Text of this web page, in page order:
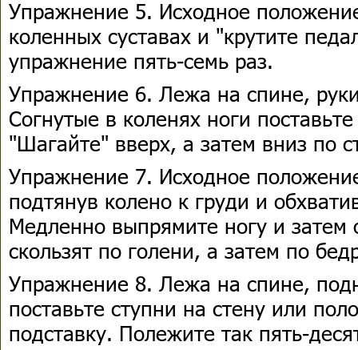
Упражнение 5. Исходное
коленных суставах и "крутите
упражнение пять-семь раз.
Упражнение 6. Лежа на спине,
Согнутые в коленях ноги
"Шагайте" вверх, а затем вниз по
Упражнение 7. Исходное
подтянув колено к груди и
Медленно выпрямите ногу и затем
скользят по голени, а затем по
Упражнение 8. Лежа на спине,
поставьте ступни на стену или
подставку. Полежите так пять-